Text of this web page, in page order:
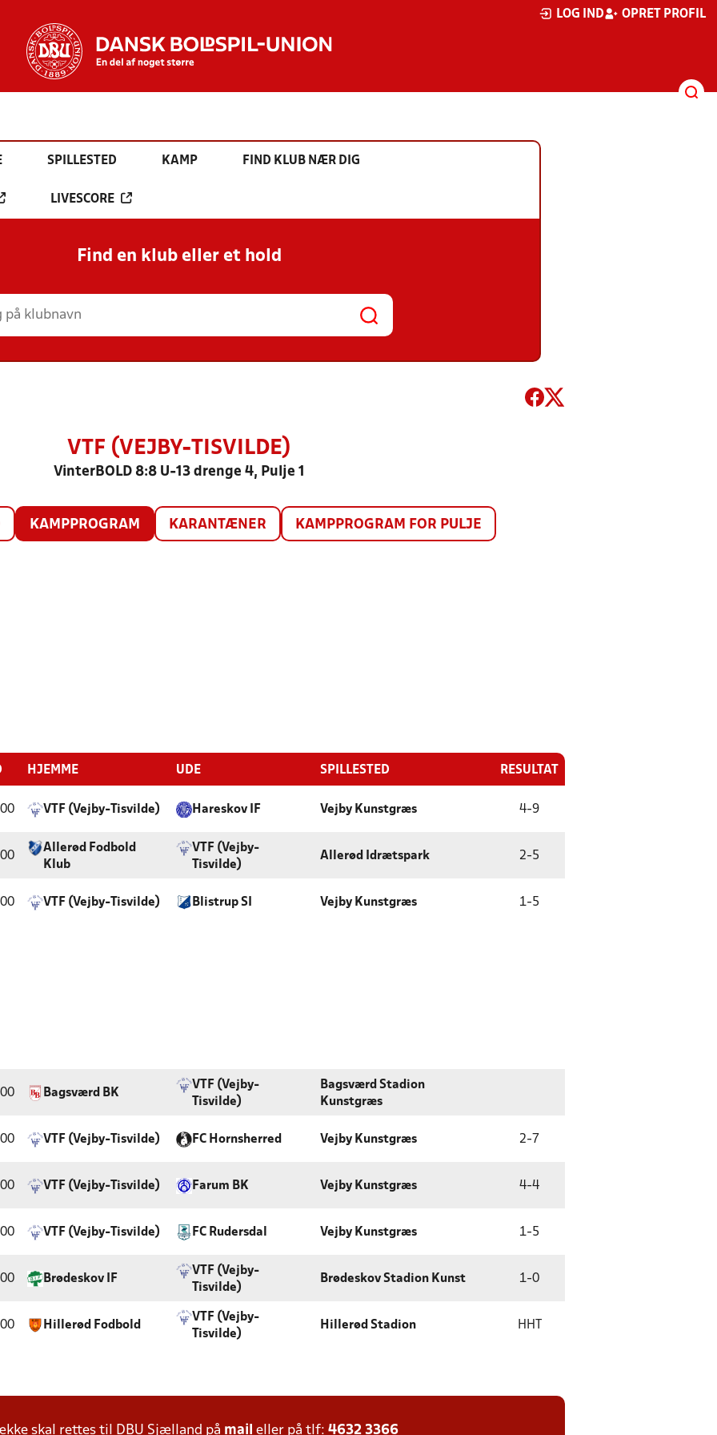
LOG IND OPRET PROFIL
SPILLESTED KAMP FIND KLUB NÆR DIG
LIVESCORE
Find en klub eller et hold
VTF (VEJBY-TISVILDE)
VinterBOLD 8:8 U-13 drenge 4, Pulje 1
KAMPPROGRAM KARANTÆNER KAMPPROGRAM FOR PULJE
HJEMME UDE SPILLESTED RESULTAT
VTF (Vejby-Tisvilde) Hareskov IF Vejby Kunstgræs 4-9
Allerød Fodbold
Klub
VTF (Vejby-
Tisvilde)
Allerød Idrætspark 2-5
VTF (Vejby-Tisvilde) Blistrup SI Vejby Kunstgræs 1-5
Bagsværd BK
VTF (Vejby-
Tisvilde)
Bagsværd Stadion
Kunstgræs
VTF (Vejby-Tisvilde) FC Hornsherred Vejby Kunstgræs 2- 7
VTF (Vejby-Tisvilde) Farum BK Vejby Kunstgræs 4-4
VTF (Vejby-Tisvilde) FC Rudersdal Vejby Kunstgræs 1-5
Brødeskov IF
VTF (Vejby-
Tisvilde)
Brødeskov Stadion Kunst 1-0
Hillerød Fodbold
VTF (Vejby-
Tisvilde)
Hillerød Stadion HHT
skal rettes til DBU Sjælland på mail eller på tlf: 4632 3366